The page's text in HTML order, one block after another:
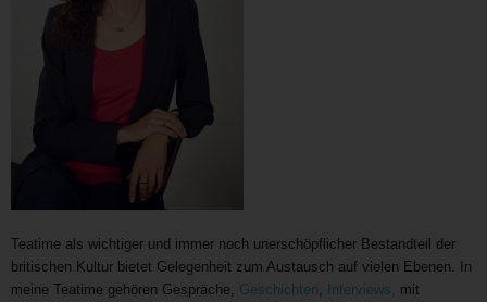
Teatime als wichtiger und immer noch unerschöpflicher Bestandteil der
britischen Kultur bietet Gelegenheit zum Austausch auf vielen Ebenen. In
meine Teatime gehören Gespräche, Geschichten Interviews,
mit